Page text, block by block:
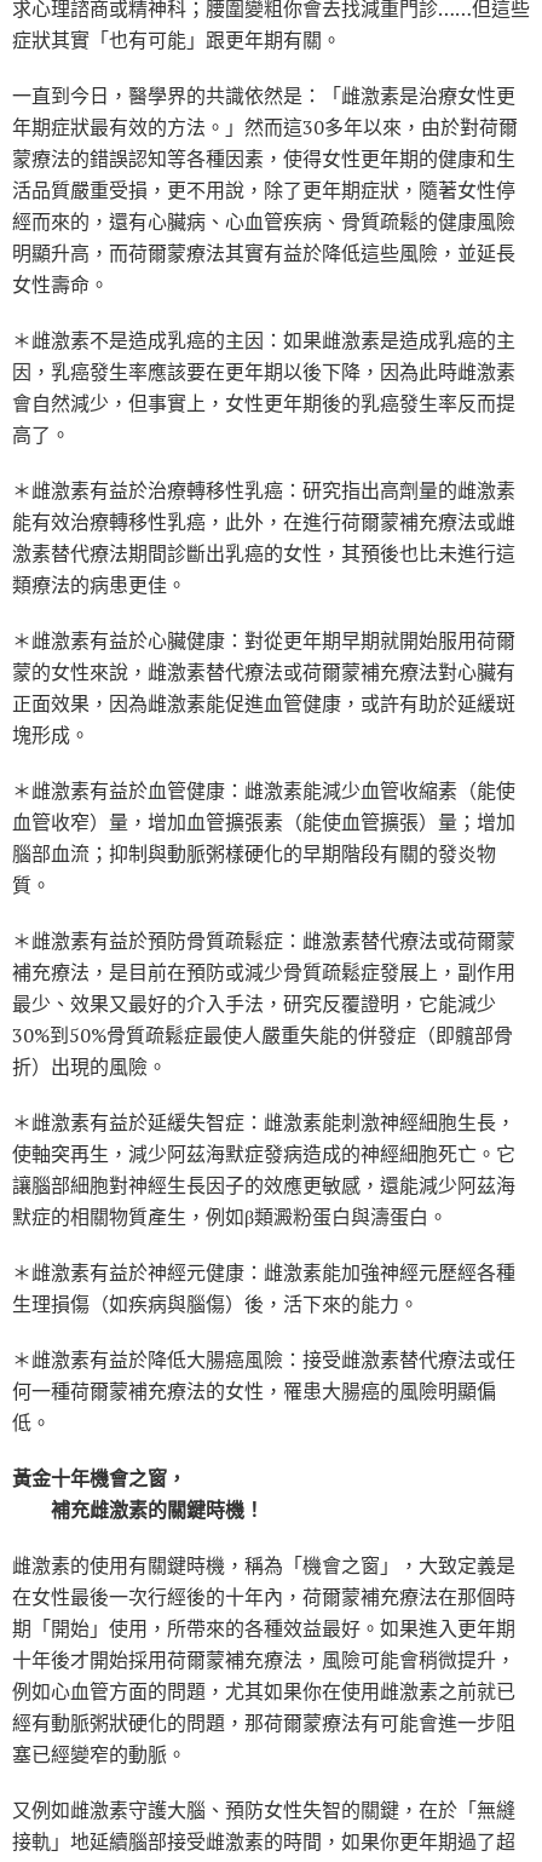
求心理諮商或精神科；腰圍變粗你會去找減重門診……但這些
症狀其實「也有可能」跟更年期有關。
一直到今日，醫學界的共識依然是：「雌激素是治療女性更
年期症狀最有效的方法。」然而這30多年以來，由於對荷爾
蒙療法的錯誤認知等各種因素，使得女性更年期的健康和生
活品質嚴重受損，更不用說，除了更年期症狀，隨著女性停
經而來的，還有心臟病、心血管疾病、骨質疏鬆的健康風險
明顯升高，而荷爾蒙療法其實有益於降低這些風險，並延長
女性壽命。
＊雌激素不是造成乳癌的主因：如果雌激素是造成乳癌的主
因，乳癌發生率應該要在更年期以後下降，因為此時雌激素
會自然減少，但事實上，女性更年期後的乳癌發生率反而提
高了。
＊雌激素有益於治療轉移性乳癌：研究指出高劑量的雌激素
能有效治療轉移性乳癌，此外，在進行荷爾蒙補充療法或雌
激素替代療法期間診斷出乳癌的女性，其預後也比未進行這
類療法的病患更佳。
＊雌激素有益於心臟健康：對從更年期早期就開始服用荷爾
蒙的女性來說，雌激素替代療法或荷爾蒙補充療法對心臟有
正面效果，因為雌激素能促進血管健康，或許有助於延緩斑
塊形成。
＊雌激素有益於血管健康：雌激素能減少血管收縮素（能使
血管收窄）量，增加血管擴張素（能使血管擴張）量；增加
腦部血流；抑制與動脈粥樣硬化的早期階段有關的發炎物
質。
＊雌激素有益於預防骨質疏鬆症：雌激素替代療法或荷爾蒙
補充療法，是目前在預防或減少骨質疏鬆症發展上，副作用
最少、效果又最好的介入手法，研究反覆證明，它能減少
30%到50%骨質疏鬆症最使人嚴重失能的併發症（即髖部骨
折）出現的風險。
＊雌激素有益於延緩失智症：雌激素能刺激神經細胞生長，
使軸突再生，減少阿茲海默症發病造成的神經細胞死亡。它
讓腦部細胞對神經生長因子的效應更敏感，還能減少阿茲海
默症的相關物質產生，例如β類澱粉蛋白與濤蛋白。
＊雌激素有益於神經元健康：雌激素能加強神經元歷經各種
生理損傷（如疾病與腦傷）後，活下來的能力。
＊雌激素有益於降低大腸癌風險：接受雌激素替代療法或任
何一種荷爾蒙補充療法的女性，罹患大腸癌的風險明顯偏
低。
黃金十年機會之窗，
補充雌激素的關鍵時機！
雌激素的使用有關鍵時機，稱為「機會之窗」，大致定義是
在女性最後一次行經後的十年內，荷爾蒙補充療法在那個時
期「開始」使用，所帶來的各種效益最好。如果進入更年期
十年後才開始採用荷爾蒙補充療法，風險可能會稍微提升，
例如心血管方面的問題，尤其如果你在使用雌激素之前就已
經有動脈粥狀硬化的問題，那荷爾蒙療法有可能會進一步阻
塞已經變窄的動脈。
又例如雌激素守護大腦、預防女性失智的關鍵，在於「無縫
接軌」地延續腦部接受雌激素的時間，如果你更年期過了超